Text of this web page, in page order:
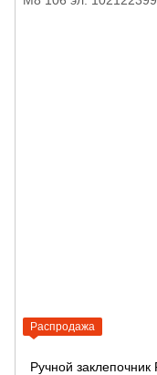
Распродажа
Ручной